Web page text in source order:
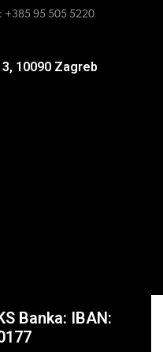
+385 95 505 5220
10090 Zagreb
Banka: IBAN: